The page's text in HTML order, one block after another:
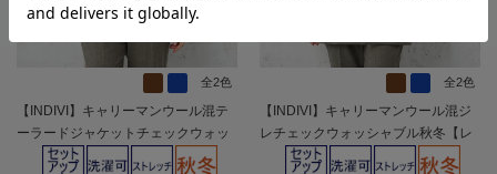
全2色
【INDIVI】キャリーマンウール混テ
ーラードジャケットチェックウォッ
シャブル秋冬【レディース】
全2色
【INDIVI】キャリーマンウール混ジ
レチェックウォッシャブル秋冬【レ
ディース】